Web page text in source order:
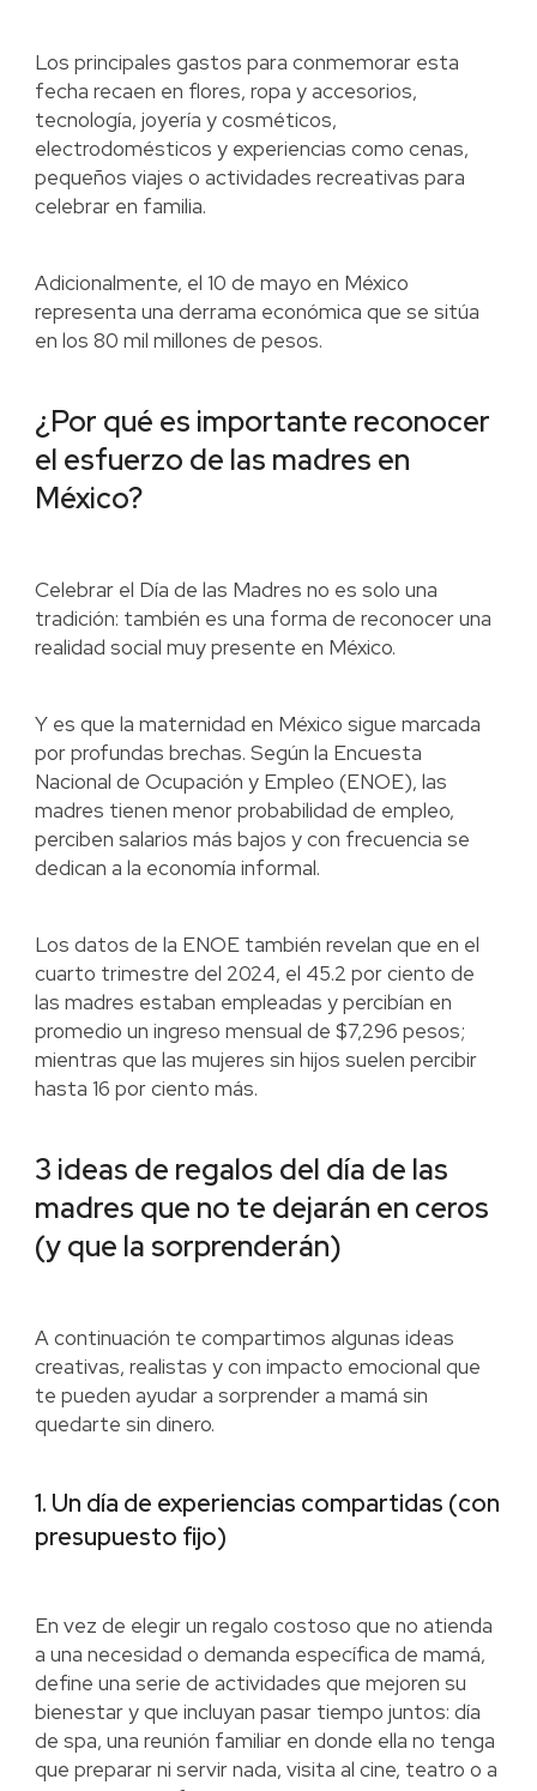
Los principales gastos para conmemorar esta
fecha recaen en flores, ropa y accesorios,
tecnología, joyería y cosméticos,
electrodomésticos y experiencias como cenas,
pequeños viajes o actividades recreativas para
celebrar en familia.
Adicionalmente, el 10 de mayo en México
representa una derrama económica que se sitúa
en los 80 mil millones de pesos.
¿Por qué es importante reconocer
el esfuerzo de las madres en
México?
Celebrar el Día de las Madres no es solo una
tradición: también es una forma de reconocer una
realidad social muy presente en México.
Y es que la maternidad en México sigue marcada
por profundas brechas. Según la Encuesta
Nacional de Ocupación y Empleo (ENOE), las
madres tienen menor probabilidad de empleo,
perciben salarios más bajos y con frecuencia se
dedican a la economía informal.
Los datos de la ENOE también revelan que en el
cuarto trimestre del 2024, el 45.2 por ciento de
las madres estaban empleadas y percibían en
promedio un ingreso mensual de $7,296 pesos;
mientras que las mujeres sin hijos suelen percibir
hasta 16 por ciento más.
3 ideas de regalos del día de las
madres que no te dejarán en ceros
(y que la sorprenderán)
A continuación te compartimos algunas ideas
creativas, realistas y con impacto emocional que
te pueden ayudar a sorprender a mamá sin
quedarte sin dinero.
1. Un día de experiencias compartidas (con
presupuesto fijo)
En vez de elegir un regalo costoso que no atienda
a una necesidad o demanda específica de mamá,
define una serie de actividades que mejoren su
bienestar y que incluyan pasar tiempo juntos: día
de spa, una reunión familiar en donde ella no tenga
que preparar ni servir nada, visita al cine, teatro o a